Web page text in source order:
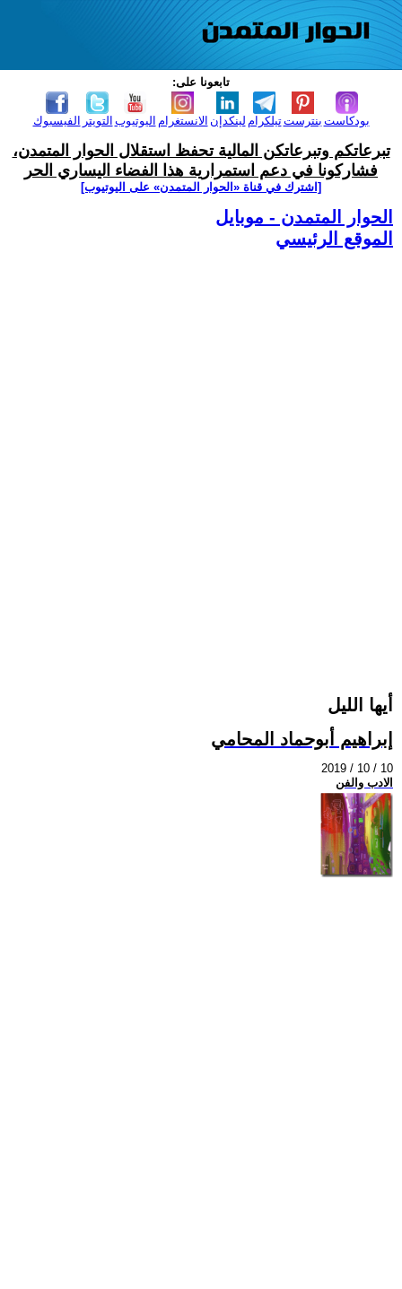
تابعونا على:
الفيسبوك التويتر اليوتيوب الانستغرام لينكدإن تيلكرامبنترست بودكاست
تبرعاتكم وتبرعاتكن المالية تحفظ استقلال الحوار المتمدن،
فشاركونا في دعم استمرارية هذا الفضاء اليساري الحر
[اشترك في قناة ‫«الحوار المتمدن» على اليوتيوب]
الحوار المتمدن - موبايل
الموقع الرئيسي
أيها الليل
إبراهيم أبوحماد المحامي
2019 / 10 / 10
الادب والفن